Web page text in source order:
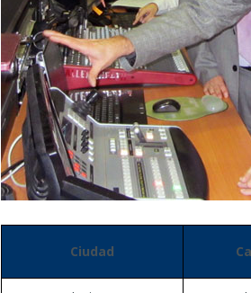
Ciudad